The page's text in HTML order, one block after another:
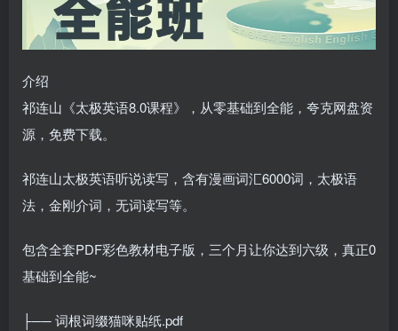
介绍
祁连山《太极英语8.0课程》，从零基础到全能，夸克网盘资
源，免费下载。
祁连山太极英语听说读写，含有漫画词汇6000词，太极语
法，金刚介词，无词读写等。
包含全套PDF彩色教材电子版，三个月让你达到六级，真正0
基础到全能~
├── 词根词缀猫咪贴纸.pdf